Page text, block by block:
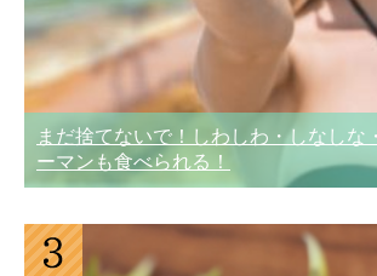
まだ捨てないで！しわしわ・しなしな
ーマンも食べられる！